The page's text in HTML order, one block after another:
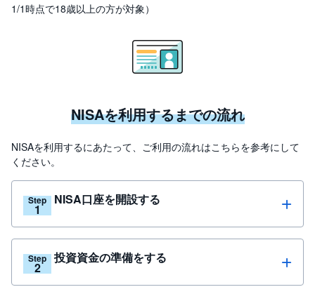
1/1時点で18歳以上の方が対象）
NISAを利用するまでの流れ
NISAを利用するにあたって、ご利用の流れはこちらを参考にして
ください。
Step NISA口座を開設する
Step 投資資金の準備をする